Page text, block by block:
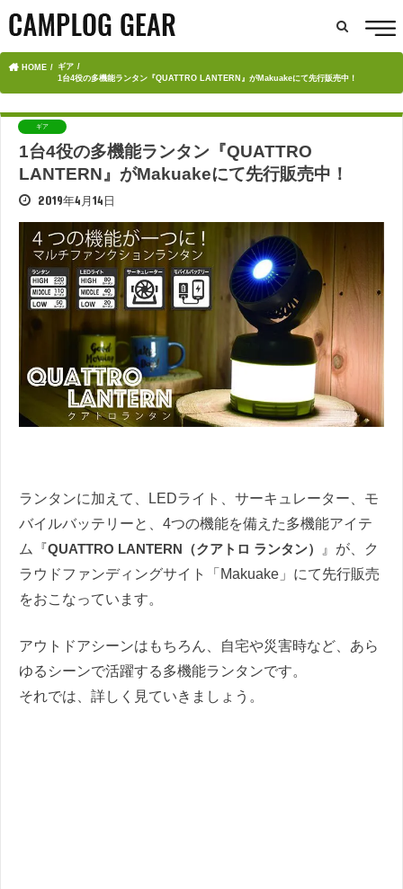
HOME
ギア
1台4役の多機能ランタン『QUATTRO LANTERN』がMakuakeにて先行販売中！
ギア
1台4役の多機能ランタン『QUATTRO
LANTERN』がMakuakeにて先行販売中！
2019年4月14日
ランタンに加えて、LEDライト、サーキュレーター、モ
バイルバッテリーと、4つの機能を備えた多機能アイテ
ム『QUATTRO LANTERN（クアトロ ランタン）
』が、ク
ラウドファンディングサイト「Makuake」にて先行販売
をおこなっています。
アウトドアシーンはもちろん、自宅や災害時など、あら
ゆるシーンで活躍する多機能ランタンです。
それでは、詳しく見ていきましょう。